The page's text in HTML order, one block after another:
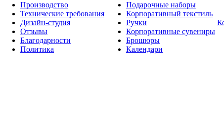
Производство
Технические требования
Дизайн-студия
Отзывы
Благодарности
Политика
Подарочные наборы
Корпоративный текстиль
Ручки
Корпоративные сувениры
Брошюры
Календари